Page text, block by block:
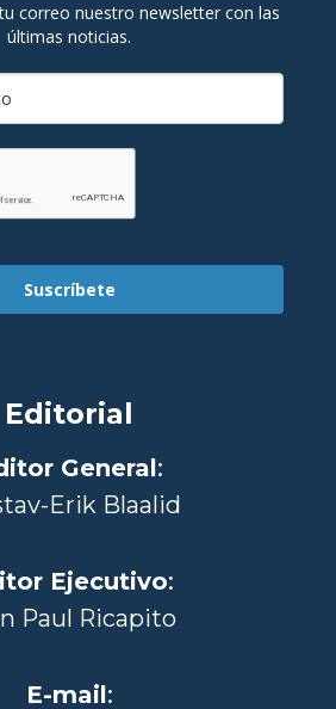
correo nuestro newsletter con las
últimas noticias.
Suscríbete
Editorial
General:
Erik Blaalid
Ejecutivo:
Paul Ricapito
E-mail: